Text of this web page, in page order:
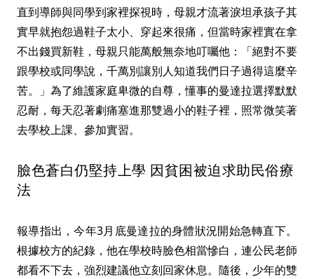
直到導師與同學到家裡探視時，母親才流著淚坦承孩子其
實早就抱怨過鞋子太小、穿起來很痛，但當時家裡實在拿
不出錢買新鞋，母親只能萬般無奈地叮囑他：「絕對不要
跟學校或同學說，千萬別讓別人知道我們日子過得這麼辛
苦。」為了維護家庭卑微的自尊，懂事的曼達拉選擇默默
忍耐，每天忍著劇痛塞進那雙過小的鞋子裡，照常微笑著
去學校上課、參加實習。
臉色蒼白仍堅持上學 因貧困被迫求助民俗療
法
報導指出，今年3月底曼達拉的身體狀況開始急轉直下。
根據校方的紀錄，他在學校時臉色相當慘白，連公民老師
都看不下去，強烈建議他立刻回家休息。隨後，少年的雙